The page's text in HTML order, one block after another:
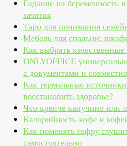
Гадание на беременность
зачатия
Таро для понимания
Мебель для спальни:
Как выбрать
ONLYOFFICE
с документами и
Как термальные
восстановить здоровье?
Что крепче капучино или
Калорийность кофе и
Как поменять гофру
самостоятельно